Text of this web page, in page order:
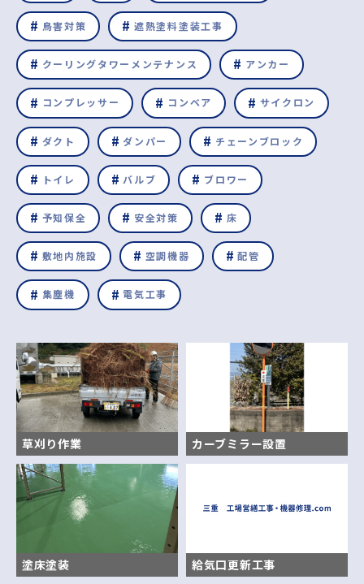
鳥害対策 遮熱塗料塗装工事
クーリングタワーメンテナンス アンカー
コンプレッサー コンベア サイクロン
ダクト ダンパー チェーンブロック
トイレ バルブ ブロワー
予知保全 安全対策 床
敷地内施設 空調機器 配管
集塵機 電気工事
草刈り作業 カーブミラー設置
塗床塗装 給気口更新工事